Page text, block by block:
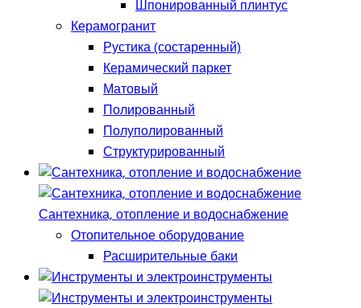
Шпонированный плинтус
Керамогранит
Рустика (состаренный)
Керамический паркет
Матовый
Полированный
Полуполированный
Структурированный
Сантехника, отопление и водоснабжение
Отопительное оборудование
Расширительные баки